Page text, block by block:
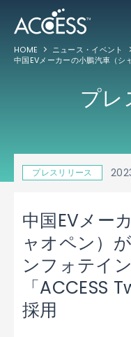
HOME ニュース・イベント
プレ
プレスリリース
中国EVメー
ャオペン）
ンフォテイ
「ACCESS
採用